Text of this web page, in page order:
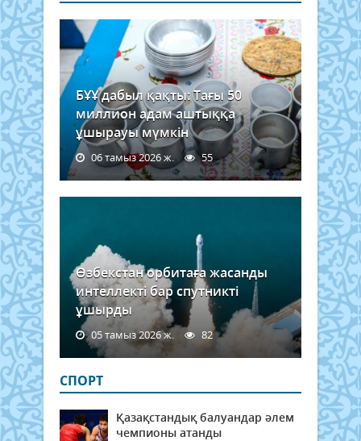
БҰҰ дабыл қақты: Тағы 50
миллион адам аштыққа
ұшырауы мүмкін
06 тамыз 2026 ж. 55
Өзбекстан орбитаға жасанды
интеллекті бар спутникті
ұшырды
05 тамыз 2026 ж. 82
СПОРТ
Қазақстандық балуандар әлем
чемпионы атанды